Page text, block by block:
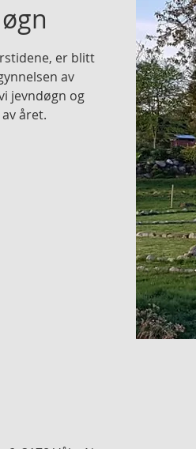
er blitt
av
jevndøgn og
året.